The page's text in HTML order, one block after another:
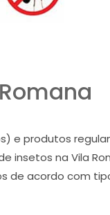
e produtos
insetos na Vila
de acordo com